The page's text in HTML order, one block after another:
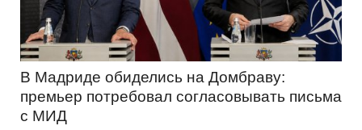
В Мадриде обиделись на Домбраву:
премьер потребовал согласовывать письма
с МИД